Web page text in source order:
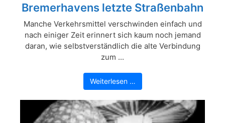
Bremerhavens letzte Straßenbahn
Manche Verkehrsmittel verschwinden einfach und
nach einiger Zeit erinnert sich kaum noch jemand
daran, wie selbstverständlich die alte Verbindung
zum ...
Weiterlesen …